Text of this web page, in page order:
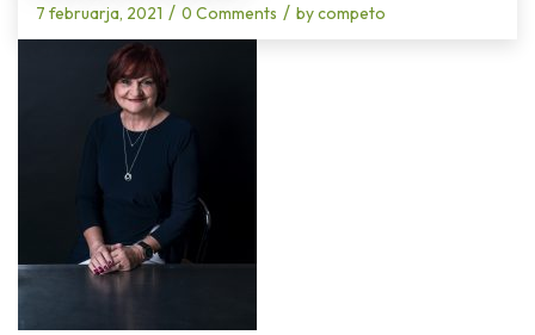
7 februarja, 2021 / 0 Comments / bycompeto